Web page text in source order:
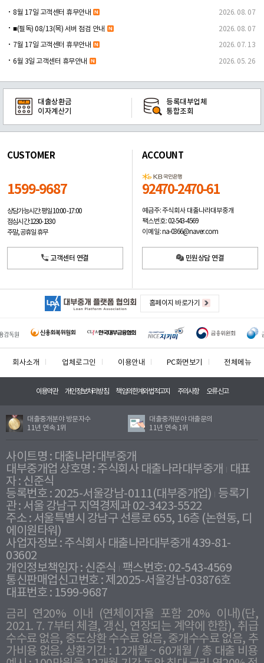
8월 17일 고객센터 휴무안내 2026. 08. 07
■(필독) 08/13(목) 서버 점검 안내 2026. 08. 07
7월 17일 고객센터 휴무안내 2026. 07. 13
6월 3일 고객센터 휴무안내 2026. 05. 26
대출상환금
이자계산기
등록대부업체
통합조회
CUSTOMER
1599-9687
상담가능시간: 평일10:00 -17:00
점심시간: 12:30 - 13:30
주말, 공휴일 휴무
고객센터 연결
ACCOUNT
92470-2470-61
예금주: 주식회사 대출나라대부중개
팩스번호: 02-543-4569
이메일: na-0366@naver.com
민원상담 연결
홈페이지 바로가기
회사소개 업체로그인 이용안내 PC화면보기 전체메뉴
이용약관 개인정보처리방침 책임의한계와법적고지 주의사항 오류신고
대출중개분야 방문자수
11년 연속 1위
대출중개분야 대출문의
11년 연속 1위
사이트명 : 대출나라대부중개
대부중개업 상호명 : 주식회사 대출나라대부중개
대표
자 : 신준식
등록번호 : 2025-서울강남-0111(대부중개업) 등록기
관 : 서울 강남구 지역경제과 02-3423-5522
주소 : 서울특별시 강남구 선릉로 655, 16층 (논현동, 디
에이원타워)
사업자정보 : 주식회사 대출나라대부중개 439-81-
03602
개인정보책임자 : 신준식
팩스번호: 02-543-4569
통신판매업신고번호 : 제2025-서울강남-03876호
대표번호 : 1599-9687
금리 연20% 이내 (연체이자율 포함 20% 이내)(단,
2021. 7. 7부터 체결, 갱신, 연장되는 계약에 한함), 취급
수수료 없음, 중도상환 수수료 없음, 중개수수료 없음, 추
가비용 없음. 상환기간 : 12개월 ~ 60개월 / 총 대출 비용